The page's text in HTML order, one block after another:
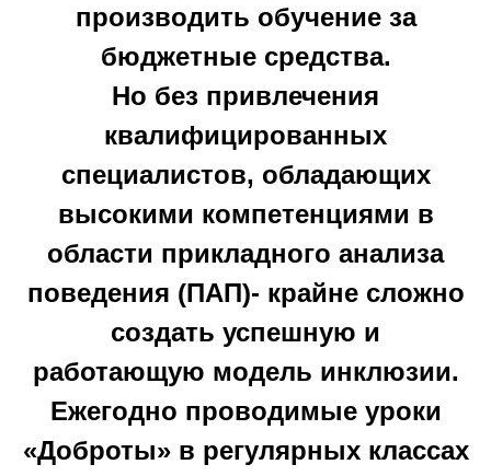
производить обучение за
бюджетные средства.
Но без привлечения
квалифицированных
специалистов, обладающих
высокими компетенциями в
области прикладного анализа
поведения (ПАП)- крайне сложно
создать успешную и
работающую модель инклюзии.
Ежегодно проводимые уроки
«Доброты» в регулярных классах